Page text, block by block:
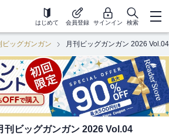
はじめて 会員登録 サインイン 検索
ビッグガンガン 月刊ビッグガンガン 2026 Vol.04
刊ビッグガンガン 2026 Vol.04